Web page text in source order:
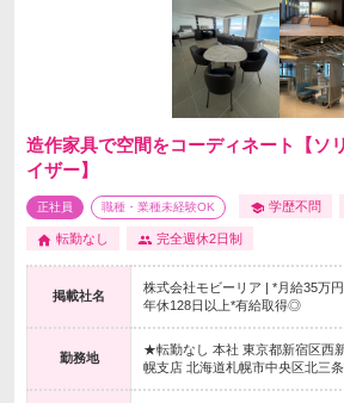
造作家具で空間をコーディネート【ソ
イザー】
正社員 職種・業種未経験OK 学歴不問
転勤なし 完全週休2日制
掲載社名
株式会社モビーリア | *月給35万
年休128日以上*有給取得◎
勤務地
★転勤なし 本社 東京都新宿区西
幌支店 北海道札幌市中央区北三